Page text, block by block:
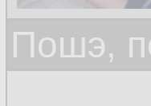
Пошэ,